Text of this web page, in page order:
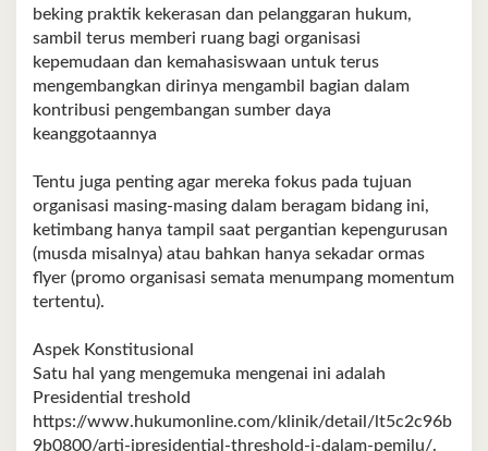
beking praktik kekerasan dan pelanggaran hukum,
sambil terus memberi ruang bagi organisasi
kepemudaan dan kemahasiswaan untuk terus
mengembangkan dirinya mengambil bagian dalam
kontribusi pengembangan sumber daya
keanggotaannya
Tentu juga penting agar mereka fokus pada tujuan
organisasi masing-masing dalam beragam bidang ini,
ketimbang hanya tampil saat pergantian kepengurusan
(musda misalnya) atau bahkan hanya sekadar ormas
flyer (promo organisasi semata menumpang momentum
tertentu).
Aspek Konstitusional
Satu hal yang mengemuka mengenai ini adalah
Presidential treshold
https://www.hukumonline.com/klinik/detail/lt5c2c96b
9b0800/arti-ipresidential-threshold-i-dalam-pemilu/.